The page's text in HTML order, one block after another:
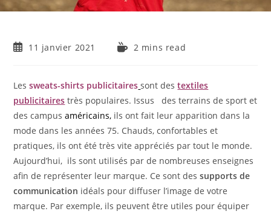
11 janvier 2021 2 mins read
Lessweats-shirts publicitaires sont destextiles
publicitaires très populaires. Issus des terrains de sport et
des campusaméricains, ils ont fait leur apparition dans la
mode dans les années 75. Chauds, confortables et
pratiques, ils ont été très vite appréciés par tout le monde.
Aujourd’hui, ils sont utilisés par de nombreuses enseignes
afin de représenter leur marque. Ce sont dessupports de
communication idéals pour diffuser l’image de votre
marque. Par exemple, ils peuvent être utiles pour équiper